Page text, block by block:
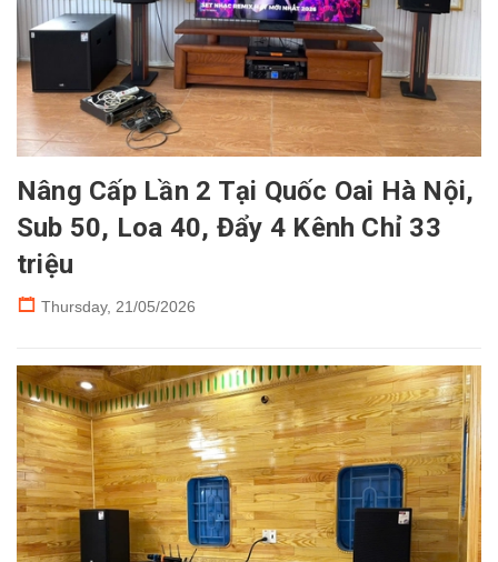
Nâng Cấp Lần 2 Tại Quốc Oai Hà Nội,
Sub 50, Loa 40, Đẩy 4 Kênh Chỉ 33
triệu
Thursday, 21/05/2026